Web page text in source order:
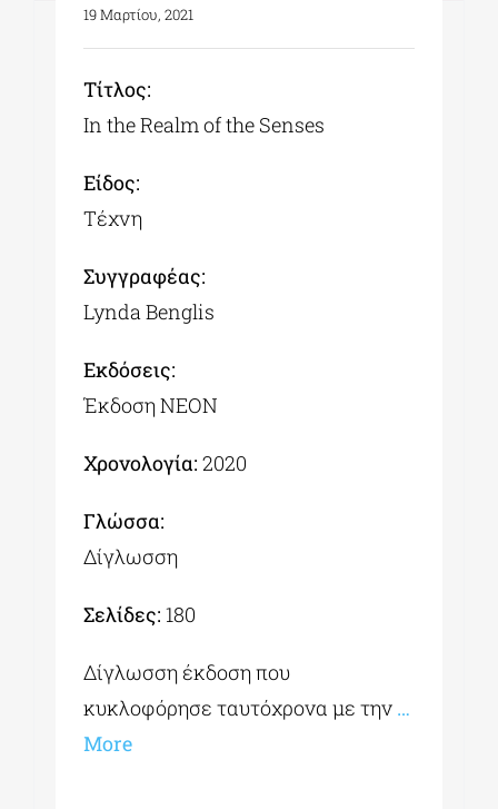
19 Μαρτίου, 2021
Tίτλος:
In the Realm of the Senses
Είδος:
Τέχνη
Συγγραφέας:
Lynda Benglis
Εκδόσεις:
Έκδοση ΝΕΟΝ
Χρονολογία:2020
Γλώσσα:
Δίγλωσση
Σελίδες: 180
Δίγλωσση έκδοση που
κυκλοφόρησε ταυτόχρονα με την …
More